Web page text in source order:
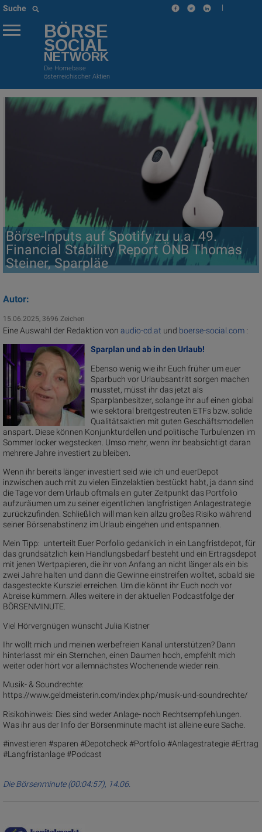
Suche |
BÖRSE
SOCIAL
NETWORK
Die Homebase
österreichischer Aktien
Börse-Inputs auf Spotify zu u.a. 49.
Financial Stability Report ÖNB Thomas
Steiner, Sparpläe
Autor:
15.06.2025, 3696 Zeichen
Eine Auswahl der Redaktion von audio-cd.at und boerse-social.com :
Sparplan und ab in den Urlaub!
Ebenso wenig wie ihr Euch früher um euer
Sparbuch vor Urlaubsantritt sorgen machen
musstet, müsst ihr das jetzt als
Sparplanbesitzer, solange ihr auf einen global
wie sektoral breitgestreuten ETFs bzw. solide
Qualitätsaktien mit guten Geschäftsmodellen
anspart. Diese können Konjunkturdellen und politische Turbulenzen im
Sommer locker wegstecken. Umso mehr, wenn ihr beabsichtigt daran
mehrere Jahre investiert zu bleiben.
Wenn ihr bereits länger investiert seid wie ich und euerDepot
inzwischen auch mit zu vielen Einzelaktien bestückt habt, ja dann sind
die Tage vor dem Urlaub oftmals ein guter Zeitpunkt das Portfolio
aufzuräumen um zu seiner eigentlichen langfristigen Anlagestrategie
zurückzufinden. Schließlich will man kein allzu großes Risiko während
seiner Börsenabstinenz im Urlaub eingehen und entspannen.
Mein Tipp: unterteilt Euer Porfolio gedanklich in ein Langfristdepot, für
das grundsätzlich kein Handlungsbedarf besteht und ein Ertragsdepot
mit jenen Wertpapieren, die ihr von Anfang an nicht länger als ein bis
zwei Jahre halten und dann die Gewinne einstreifen wolltet, sobald sie
dasgesteckte Kursziel erreichen. Um die könnt ihr Euch noch vor
Abreise kümmern. Alles weitere in der aktuellen Podcastfolge der
BÖRSENMINUTE.
Viel Hörvergnügen wünscht Julia Kistner
Ihr wollt mich und meinen werbefreien Kanal unterstützen? Dann
hinterlasst mir ein Sternchen, einen Daumen hoch, empfehlt mich
weiter oder hört vor allemnächstes Wochenende wieder rein.
Musik- & Soundrechte:⁠⁠⁠⁠⁠⁠⁠⁠⁠⁠⁠⁠⁠⁠⁠⁠⁠⁠⁠⁠⁠⁠⁠⁠⁠⁠⁠⁠⁠⁠⁠⁠⁠⁠⁠⁠⁠⁠⁠⁠⁠
https://www.geldmeisterin.com/index.php/musik-und-soundrechte/⁠⁠⁠⁠⁠⁠⁠⁠⁠⁠⁠⁠⁠⁠⁠⁠⁠⁠⁠⁠⁠⁠⁠⁠⁠⁠⁠⁠⁠⁠⁠⁠⁠⁠⁠⁠⁠⁠⁠⁠⁠
Risikohinweis: Dies sind weder Anlage- noch Rechtsempfehlungen.
Was ihr aus der Info der Börsenminute macht ist alleine eure Sache.
#investieren #sparen #Depotcheck #Portfolio #Anlagestrategie #Ertrag
#Langfristanlage #Podcast
Die Börsenminute (00:04:57), 14.06.